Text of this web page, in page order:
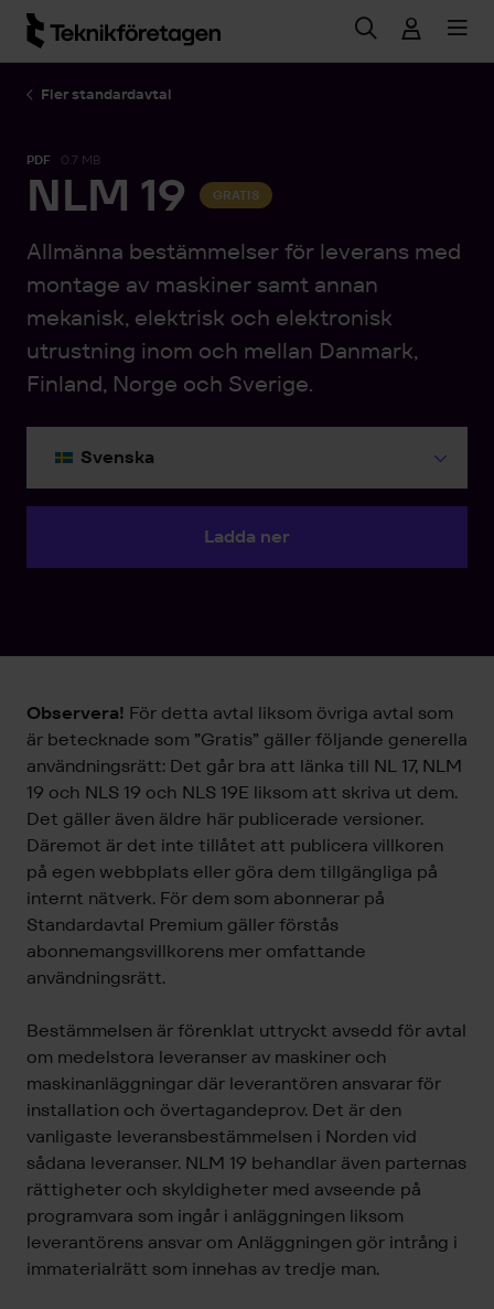
Hoppa till huvudinnehåll
Fler standardavtal
PDF 0.7 MB
NLM 19 GRATIS
Allmänna bestämmelser för leverans med
montage av maskiner samt annan
mekanisk, elektrisk och elektronisk
utrustning inom och mellan Danmark,
Finland, Norge och Sverige.
Ladda ner
Observera! För detta avtal liksom övriga avtal som
är betecknade som ”Gratis” gäller följande generella
användningsrätt: Det går bra att länka till NL 17, NLM
19 och NLS 19 och NLS 19E liksom att skriva ut dem.
Det gäller även äldre här publicerade versioner.
Däremot är det inte tillåtet att publicera villkoren
på egen webbplats eller göra dem tillgängliga på
internt nätverk. För dem som abonnerar på
Standardavtal Premium gäller förstås
abonnemangsvillkorens mer omfattande
användningsrätt.
Bestämmelsen är förenklat uttryckt avsedd för avtal
om medelstora leveranser av maskiner och
maskinanläggningar där leverantören ansvarar för
installation och övertagandeprov. Det är den
vanligaste leveransbestämmelsen i Norden vid
sådana leveranser. NLM 19 behandlar även parternas
rättigheter och skyldigheter med avseende på
programvara som ingår i anläggningen liksom
leverantörens ansvar om Anläggningen gör intrång i
immaterialrätt som innehas av tredje man.